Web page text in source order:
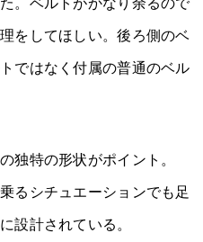
をしてほしい。後ろ側のベ
ではなく付属の普通のベル
独特の形状がポイント。
るシチュエーションでも足
設計されている。